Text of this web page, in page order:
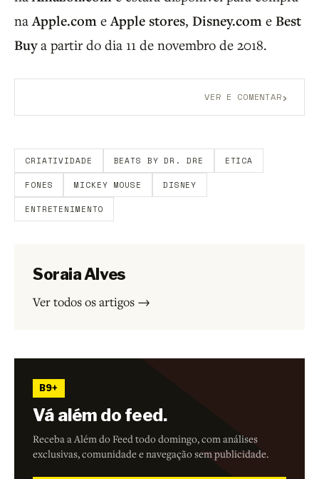
naApple.com eApple stores, Disney.com e Best
Buya partir do dia 11 de novembro de 2018.
VER E COMENTAR›
CRIATIVIDADE BEATS BY DR. DRE ETICA
FONES MICKEY MOUSE DISNEY
ENTRETENIMENTO
Soraia Alves
Ver todos os artigos →
B9+
Vá além do feed.
Receba a Além do Feed todo domingo, com análises
exclusivas, comunidade e navegação sem publicidade.